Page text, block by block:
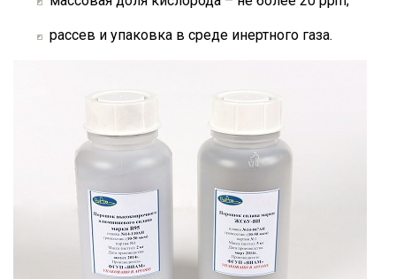
рассев и упаковка в среде инертного газа.